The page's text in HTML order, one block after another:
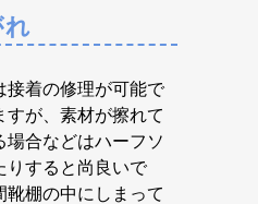
接着の修理が可能で
すが、素材が擦れて
場合などはハーフソ
りすると尚良いで
靴棚の中にしまって